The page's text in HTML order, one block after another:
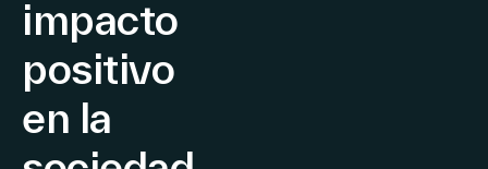
impacto
positivo
en la